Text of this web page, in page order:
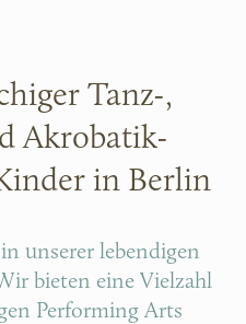
Tanz-,
Akrobatik-
in Berlin
unserer lebendigen
bieten eine Vielzahl
Performing Arts